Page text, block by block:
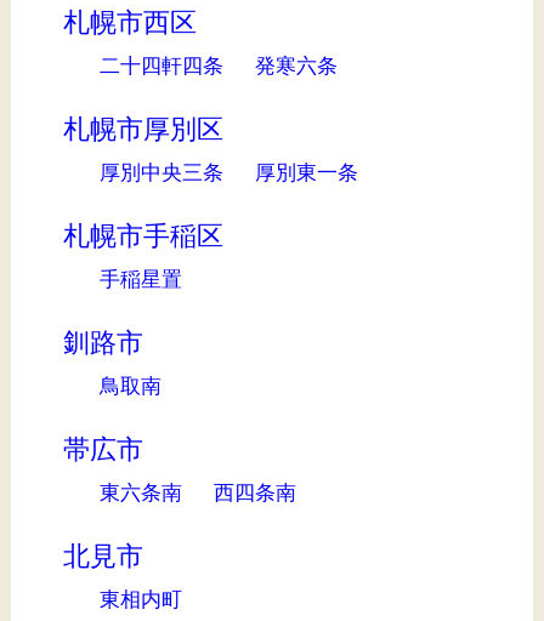
札幌市西区
二十四軒四条 発寒六条
札幌市厚別区
厚別中央三条 厚別東一条
札幌市手稲区
手稲星置
釧路市
鳥取南
帯広市
東六条南 西四条南
北見市
東相内町